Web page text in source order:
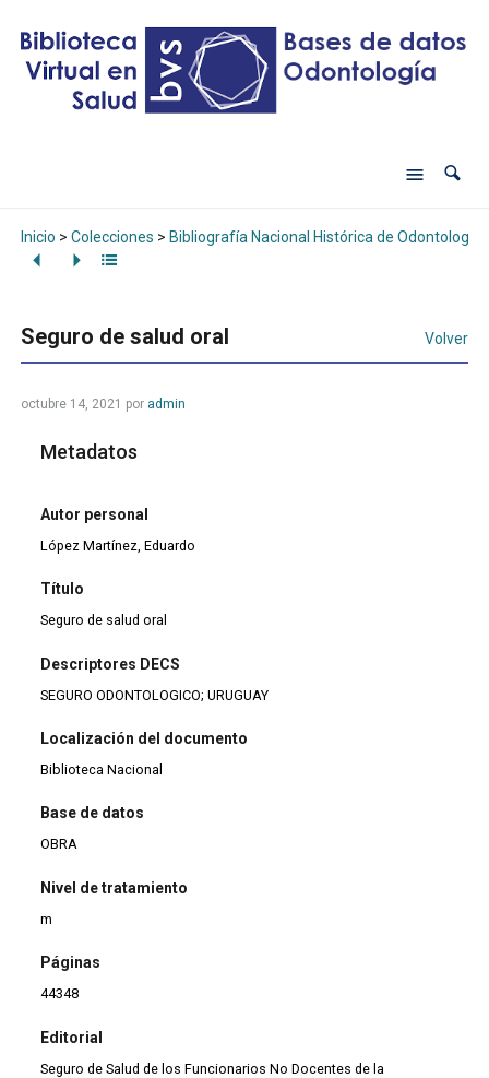
Inicio > Colecciones > Bibliografía Nacional Histórica de Odontología
Seguro de salud oral Volver
octubre 14, 2021 por admin
Metadatos
Autor personal
López Martínez, Eduardo
Título
Seguro de salud oral
Descriptores DECS
SEGURO ODONTOLOGICO; URUGUAY
Localización del documento
Biblioteca Nacional
Base de datos
OBRA
Nivel de tratamiento
m
Páginas
44348
Editorial
Seguro de Salud de los Funcionarios No Docentes de la